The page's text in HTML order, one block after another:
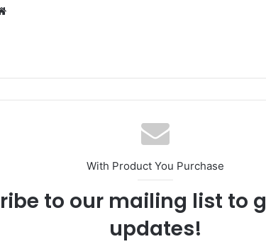
Website
With Product You Purchase
to our mailing list to
updates!